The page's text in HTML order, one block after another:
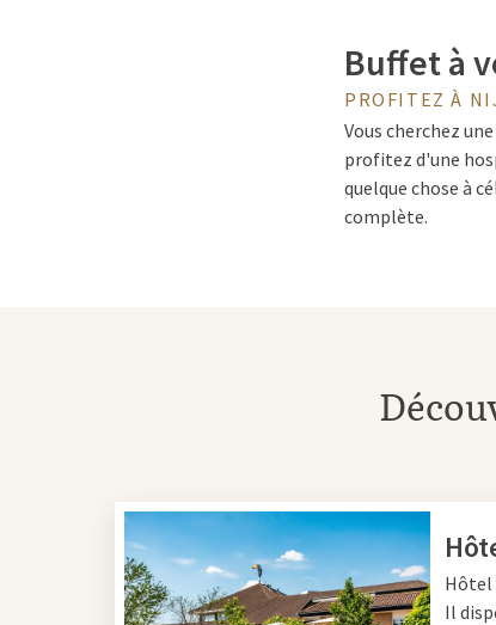
Buffet à
PROFITEZ À
Vous cherchez
profitez d'une
quelque chose à
complète.
Buffet à
Dans la région
vous découvrirez
vous. Cela rend
Lebuffet du midià
Hôtel
Il